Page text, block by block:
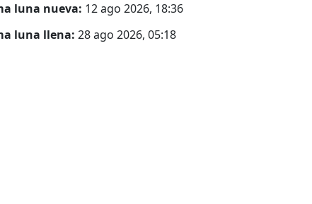
luna nueva: 12 ago 2026, 18:36
luna llena: 28 ago 2026, 05:18